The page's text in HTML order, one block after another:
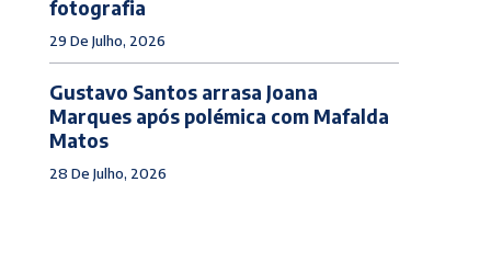
fotografia
29 De Julho, 2026
Gustavo Santos arrasa Joana
Marques após polémica com Mafalda
Matos
28 De Julho, 2026